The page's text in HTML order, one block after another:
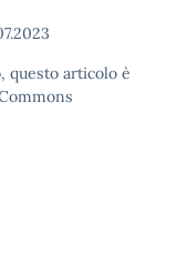
questo articolo è